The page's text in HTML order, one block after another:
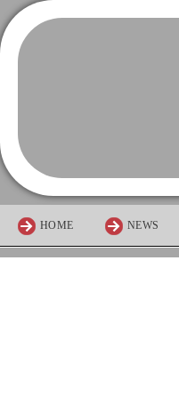
HOME NEWS